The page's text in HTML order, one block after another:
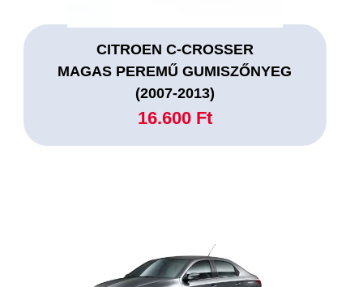
CITROEN C-CROSSER
MAGAS PEREMŰ GUMISZŐNYEG
(2007-2013)
16.600 Ft